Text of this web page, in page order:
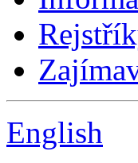
English